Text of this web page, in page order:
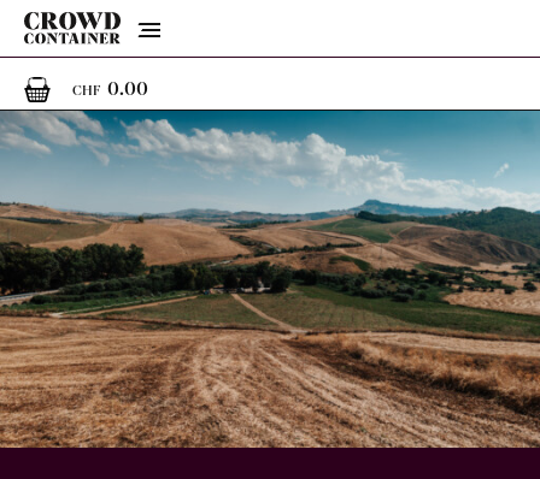
Menu
CHF 0.000 Artikel im Warenkorb